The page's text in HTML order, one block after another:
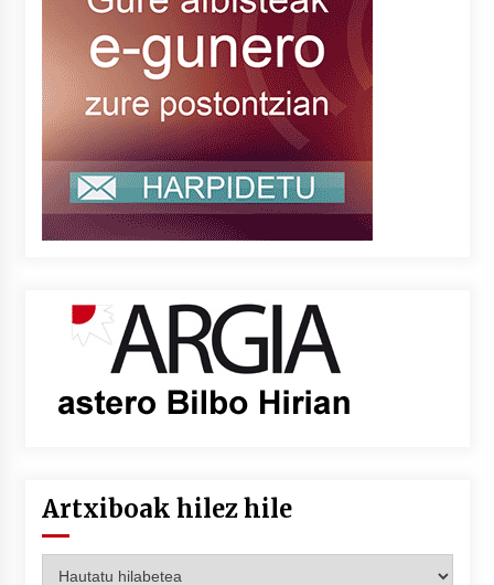
Artxiboak hilez hile